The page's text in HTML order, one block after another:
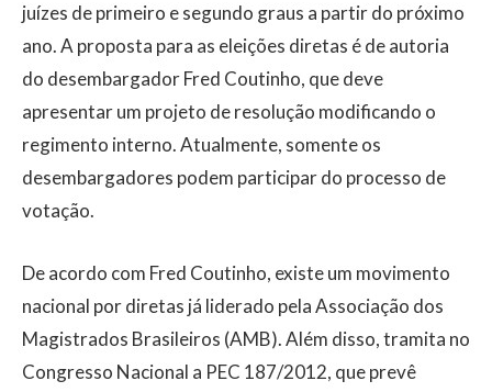
juízes de primeiro e segundo graus a partir do próximo
ano. A proposta para as eleições diretas é de autoria
do desembargador Fred Coutinho, que deve
apresentar um projeto de resolução modificando o
regimento interno. Atualmente, somente os
desembargadores podem participar do processo de
votação.
De acordo com Fred Coutinho, existe um movimento
nacional por diretas já liderado pela Associação dos
Magistrados Brasileiros (AMB). Além disso, tramita no
Congresso Nacional a PEC 187/2012, que prevê